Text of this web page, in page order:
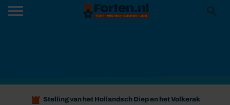
Stelling van het Hollandsch Diep en het Volkerak